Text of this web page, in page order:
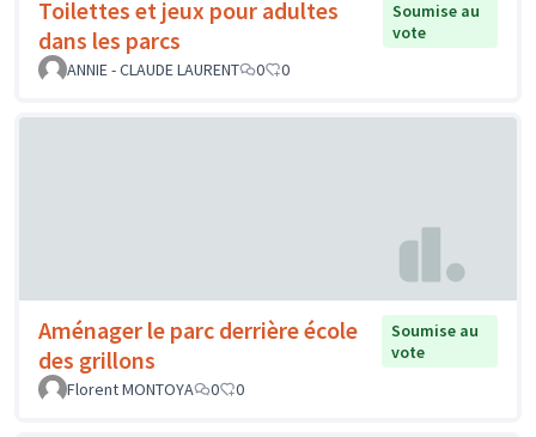
Toilettes et jeux pour adultes
dans les parcs
Soumise au
vote
ANNIE - CLAUDE LAURENT
0 0
Aménager le parc derrière école
des grillons
Soumise au
vote
Florent MONTOYA
0 0